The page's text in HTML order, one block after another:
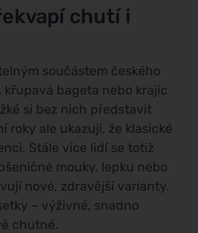
chutí i
součástem českého
bageta nebo krajíc
si bez nich představit
roky ale ukazují, že klasické
Stále více lidí se totiž
mouky, lepku nebo
nové, zdravější varianty.
– výživné, snadno
chutné.